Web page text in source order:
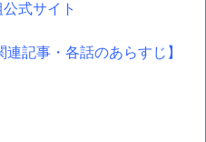
式サイト
連記事・各話のあらすじ】